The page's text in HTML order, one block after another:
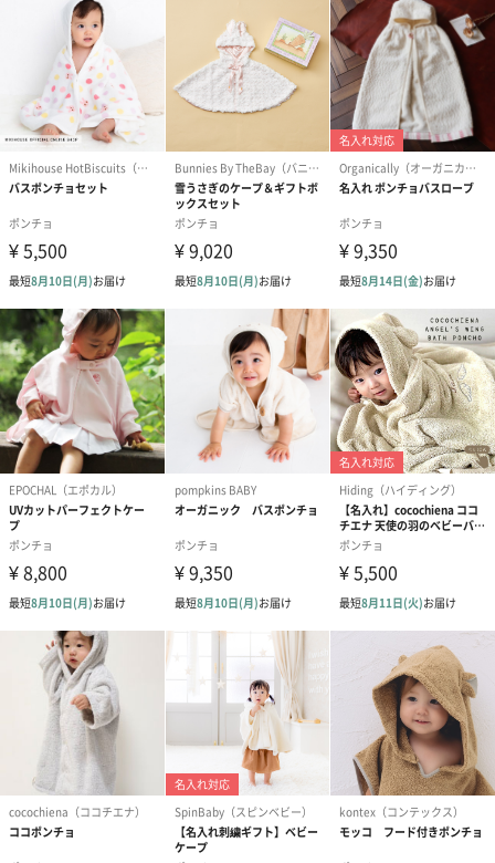
ブランドのオフィシャルラッピングも可能です
※ブランドBOXは在庫状況によりお選びいただけない場合がござ
います。オプション選択画面にて表示されない場合はお選びいた
だけません。予めご了承ください。
「gelato pique（ジェラートピケ）」
“大人のデザート”をコンセプトに、着心地へのこだわり、着る人
それぞれのライフスタイルに喜ばれるアイテムを“ファッションの
スウィーツ”として表現したルームウェアブランドです。
あらゆる年代の女性、男性に“お部屋の中のファッション”を贈り
ます。
ジェラートピケのギフトをもっと見る
商品詳細情報
素材
本体:ポリエステル100%/リブ部分:ポリエステル
99%、ポリウレタン1%
サイズ
【80サイズ】
バスト：132cm
袖丈：29cm
仕様
【80サイズ】
参考年齢：12ヵ月～ （ハイハイ・たっち期）